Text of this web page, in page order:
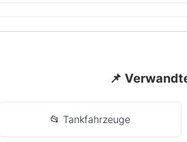
📌
📂 Tankfahrzeuge